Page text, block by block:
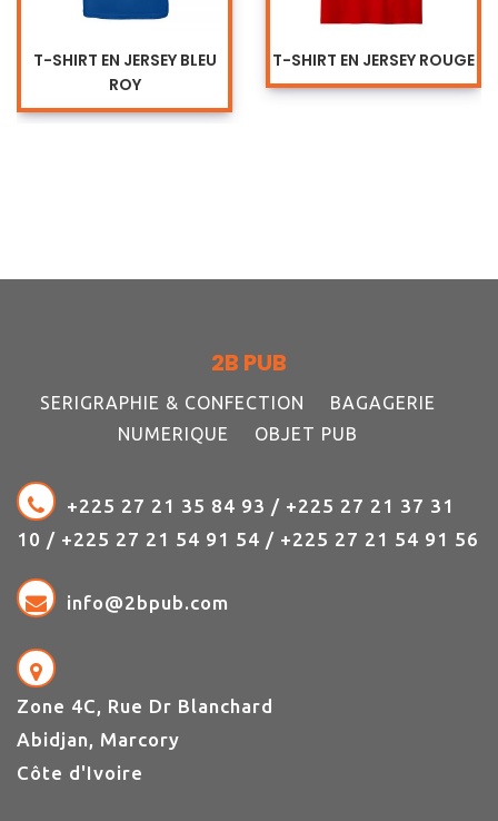
T-SHIRT EN JERSEY BLEU
ROY
T-SHIRT EN JERSEY ROUGE
2B PUB
SERIGRAPHIE & CONFECTION
BAGAGERIE
NUMERIQUE
OBJET PUB
+225 27 21 35 84 93 / +225 27 21 37 31
10 / +225 27 21 54 91 54 / +225 27 21 54 91 56
info@2bpub.com
Zone 4C, Rue Dr Blanchard
Abidjan, Marcory
Côte d'Ivoire